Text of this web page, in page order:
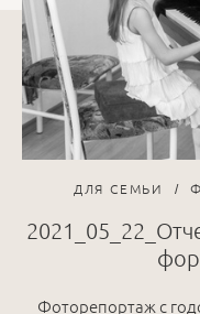
ДЛЯ СЕМЬИ
Фоторепортаж с